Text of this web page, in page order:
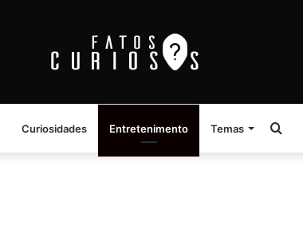
Curiosidades Entretenimento Temas